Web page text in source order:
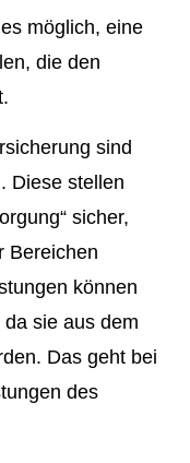
möglich, eine
die den
sind
Diese stellen
sicher,
Bereichen
können
sie aus dem
Das geht bei
des